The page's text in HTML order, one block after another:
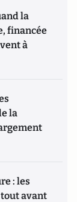
la
financée
à
la
: les
avant